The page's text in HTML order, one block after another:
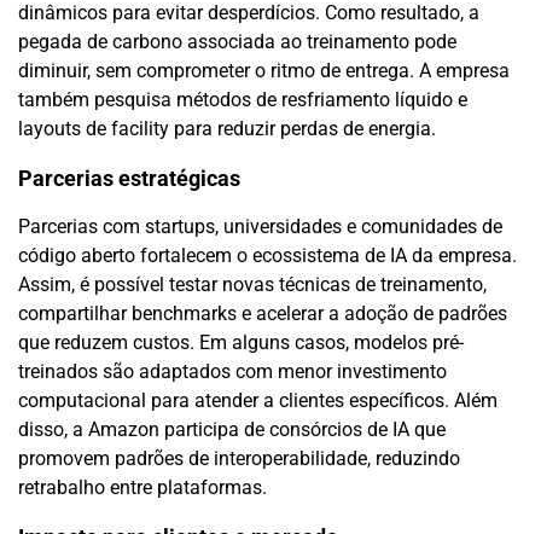
dinâmicos para evitar desperdícios. Como resultado, a
pegada de carbono associada ao treinamento pode
diminuir, sem comprometer o ritmo de entrega. A empresa
também pesquisa métodos de resfriamento líquido e
layouts de facility para reduzir perdas de energia.
Parcerias estratégicas
Parcerias com startups, universidades e comunidades de
código aberto fortalecem o ecossistema de IA da empresa.
Assim, é possível testar novas técnicas de treinamento,
compartilhar benchmarks e acelerar a adoção de padrões
que reduzem custos. Em alguns casos, modelos pré-
treinados são adaptados com menor investimento
computacional para atender a clientes específicos. Além
disso, a Amazon participa de consórcios de IA que
promovem padrões de interoperabilidade, reduzindo
retrabalho entre plataformas.